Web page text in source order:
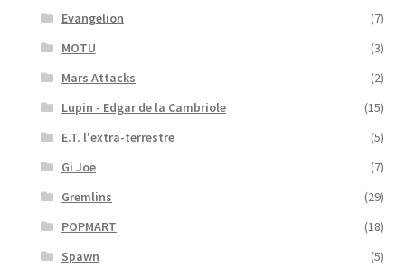
Evangelion
(7)
MOTU
(3)
Mars Attacks
(2)
Lupin - Edgar de la Cambriole
(15)
E.T. l'extra-terrestre
(5)
Gi Joe
(7)
Gremlins
(29)
POPMART
(18)
Spawn
(5)